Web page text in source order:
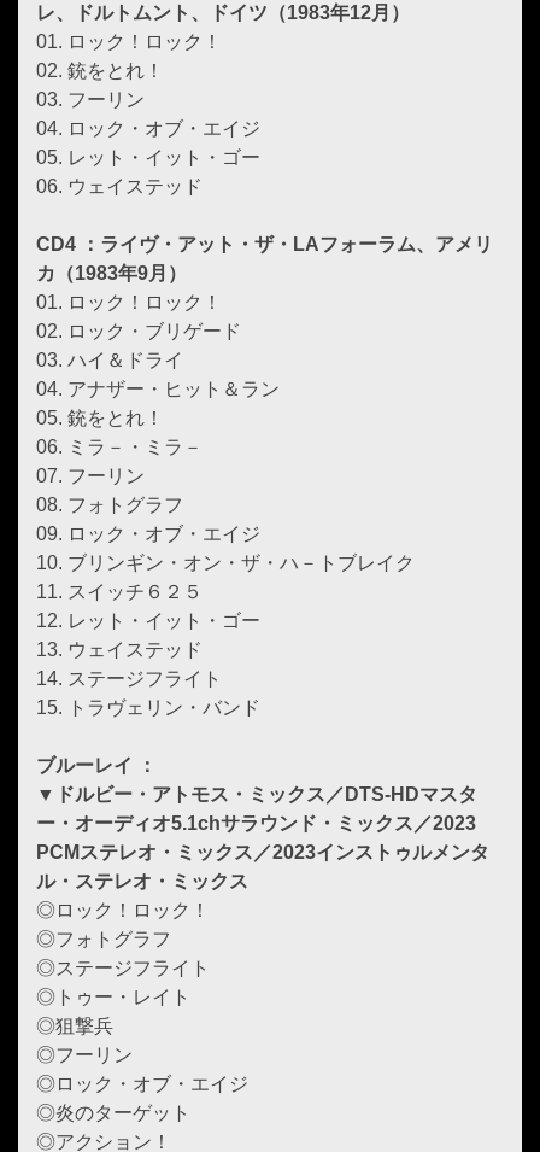
レ、ドルトムント、ドイツ（1983年12月）
01. ロック！ロック！
02. 銃をとれ！
03. フーリン
04. ロック・オブ・エイジ
05. レット・イット・ゴー
06. ウェイステッド
CD4 ：ライヴ・アット・ザ・LAフォーラム、アメリ
カ（1983年9月）
01. ロック！ロック！
02. ロック・ブリゲード
03. ハイ＆ドライ
04. アナザー・ヒット＆ラン
05. 銃をとれ！
06. ミラ－・ミラ－
07. フーリン
08. フォトグラフ
09. ロック・オブ・エイジ
10. ブリンギン・オン・ザ・ハ－トブレイク
11. スイッチ６２５
12. レット・イット・ゴー
13. ウェイステッド
14. ステージフライト
15. トラヴェリン・バンド
ブルーレイ ：
▼ドルビー・アトモス・ミックス／DTS-HDマスタ
ー・オーディオ5.1chサラウンド・ミックス／2023
PCMステレオ・ミックス／2023インストゥルメンタ
ル・ステレオ・ミックス
◎ロック！ロック！
◎フォトグラフ
◎ステージフライト
◎トゥー・レイト
◎狙撃兵
◎フーリン
◎ロック・オブ・エイジ
◎炎のターゲット
◎アクション！